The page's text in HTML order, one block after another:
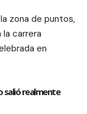
zona de puntos,
carrera
en
salió realmente